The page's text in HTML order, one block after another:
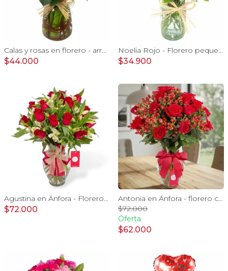
Calas y rosas en florero - arreglo calas y rosas rojo
$44.000
Noelia Rojo - Florero pequeño con Rosas, mini rosas, mini claveles y limonium
$34.900
Agustina en Ánfora - Florero con 18 rosas rojo y astromelias
$72.000
Antonia en Ánfora - florero con 18 rosas rojo e hypericum
$72.000
Oferta
$62.000